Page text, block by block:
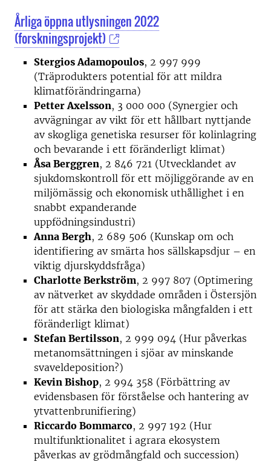
Årliga öppna utlysningen 2022
(forskningsprojekt)
Stergios Adamopoulos, 2 997 999
(Träprodukters potential för att mildra
klimatförändringarna)
Petter Axelsson, 3 000 000 (Synergier och
avvägningar av vikt för ett hållbart nyttjande
av skogliga genetiska resurser för kolinlagring
och bevarande i ett föränderligt klimat)
Åsa Berggren, 2 846 721 (Utvecklandet av
sjukdomskontroll för ett möjliggörande av en
miljömässig och ekonomisk uthållighet i en
snabbt expanderande
uppfödningsindustri)
Anna Bergh, 2 689 506 (Kunskap om och
identifiering av smärta hos sällskapsdjur – en
viktig djurskyddsfråga)
Charlotte Berkström, 2 997 807 (Optimering
av nätverket av skyddade områden i Östersjön
för att stärka den biologiska mångfalden i ett
föränderligt klimat)
Stefan Bertilsson, 2 999 094 (Hur påverkas
metanomsättningen i sjöar av minskande
svaveldeposition?)
Kevin Bishop, 2 994 358 (Förbättring av
evidensbasen för förståelse och hantering av
ytvattenbrunifiering)
Riccardo Bommarco, 2 997 192 (Hur
multifunktionalitet i agrara ekosystem
påverkas av grödmångfald och succession)